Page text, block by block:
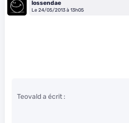
lossendae
Le 24/05/2013 à 13h05
Teovald a écrit :